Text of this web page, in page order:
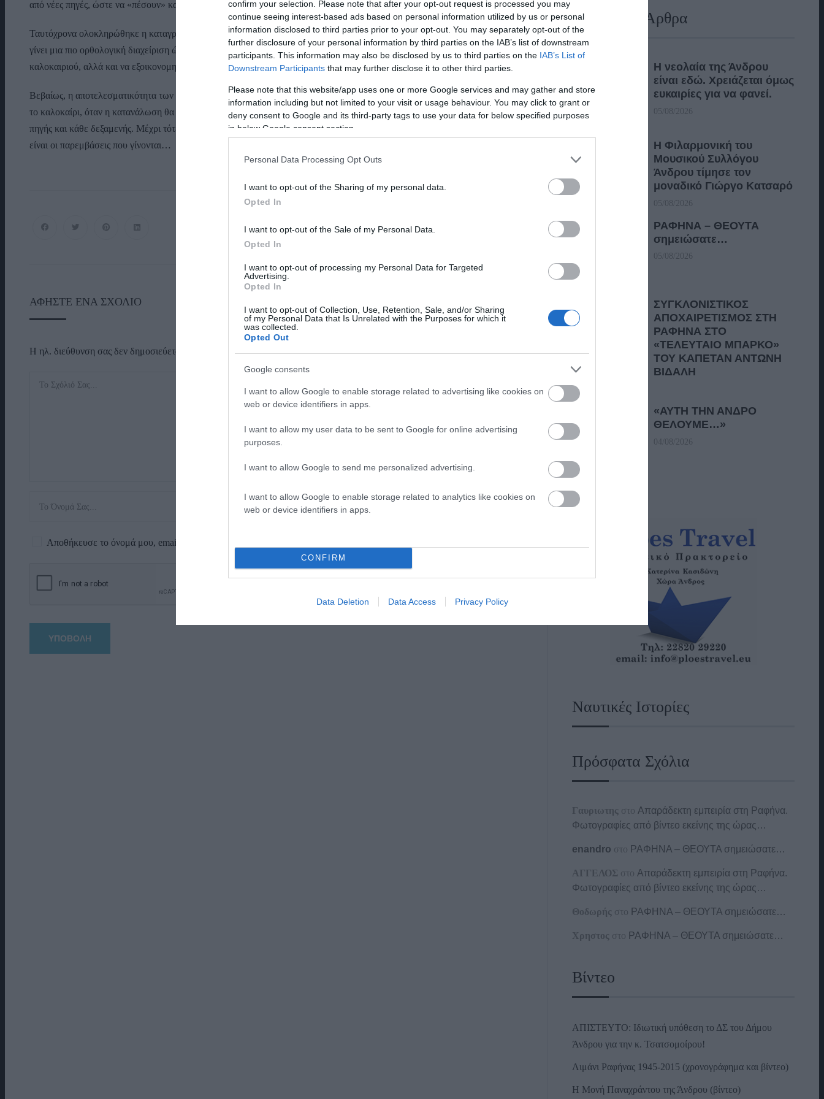
confirm your selection. Please note that after your opt-out request is processed you may
continue seeing interest-based ads based on personal information utilized by us or personal
information disclosed to third parties prior to your opt-out. You may separately opt-out of the
further disclosure of your personal information by third parties on the IAB’s list of downstream
participants. This information may also be disclosed by us to third parties on the IAB’s List of
Downstream Participants that may further disclose it to other third parties.
Please note that this website/app uses one or more Google services and may gather and store
information including but not limited to your visit or usage behaviour. You may click to grant or
deny consent to Google and its third-party tags to use your data for below specified purposes
in below Google consent section.
Personal Data Processing Opt Outs
I want to opt-out of the Sharing of my personal data.
Opted In
I want to opt-out of the Sale of my Personal Data.
Opted In
I want to opt-out of processing my Personal Data for Targeted
Advertising.
Opted In
I want to opt-out of Collection, Use, Retention, Sale, and/or Sharing
of my Personal Data that Is Unrelated with the Purposes for which it
was collected.
Opted Out
Google consents
I want to allow Google to enable storage related to advertising like cookies on
web or device identifiers in apps.
I want to allow my user data to be sent to Google for online advertising
purposes.
I want to allow Google to send me personalized advertising.
I want to allow Google to enable storage related to analytics like cookies on
web or device identifiers in apps.
CONFIRM
Data Deletion Data Access Privacy Policy
από νέες πηγές, ώστε να «πέσουν» και αυτά στο υφιστάμενο δίκτυο.
Ταυτόχρονα ολοκληρώθηκε η καταγραφή όλων των γεωτρήσεων και όλων των υδάτινων πόρων του νησιού, με σκοπό να
γίνει μια πιο ορθολογική διαχείριση ώστε και να μην υπάρξουν ξανά προβλήματα παρόμοια με αυτά του περασμένου
καλοκαιριού, αλλά και να εξοικονομηθούν χρήματα.
Βεβαίως, η αποτελεσματικότητα των κινήσεων της νέας Δημοτικής Αρχής στο συγκεκριμένο θέμα δεν θα κριθεί τώρα, αλλά
το καλοκαίρι, όταν η κατανάλωση θα είναι μεγάλη και θα δοκιμάζονται σε δύσκολες συνθήκες και τα όρια αντοχής κάθε
πηγής και κάθε δεξαμενής. Μέχρι τότε κανείς δεν μπορεί να κρίνει με βεβαιότητα το πόσο επιτυχημένες και αποτελεσματικές
είναι οι παρεμβάσεις που γίνονται…
ΑΦΉΣΤΕ ΈΝΑ ΣΧΌΛΙΟ
Η ηλ. διεύθυνση σας δεν δημοσιεύεται. Τα υποχρεωτικά πεδία σημειώνονται με*
Αποθήκευσε το όνομά μου, email, και τον ιστότοπο μου σε αυτόν τον πλοηγό για την επόμενη φορά που θα σχολιάσω.
Πρόσφατα Άρθρα
Η νεολαία της Άνδρου
είναι εδώ. Χρειάζεται όμως
ευκαιρίες για να φανεί.
05/08/2026
Η Φιλαρμονική του
Μουσικού Συλλόγου
Άνδρου τίμησε τον
μοναδικό Γιώργο Κατσαρό
05/08/2026
ΡΑΦΗΝΑ – ΘΕΟΥΤΑ
σημειώσατε…
05/08/2026
ΣΥΓΚΛΟΝΙΣΤΙΚΟΣ
ΑΠΟΧΑΙΡΕΤΙΣΜΟΣ ΣΤΗ
ΡΑΦΗΝΑ ΣΤΟ
«ΤΕΛΕΥΤΑΙΟ ΜΠΑΡΚΟ»
ΤΟΥ ΚΑΠΕΤΑΝ ΑΝΤΩΝΗ
ΒΙΔΑΛΗ
05/08/2026
«ΑΥΤΗ ΤΗΝ ΑΝΔΡΟ
ΘΕΛΟΥΜΕ…»
04/08/2026
Ναυτικές Ιστορίες
Πρόσφατα Σχόλια
Γαυριωτης στοΑπαράδεκτη εμπειρία στη Ραφήνα.
Φωτογραφίες από βίντεο εκείνης της ώρας…
enandro στο ΡΑΦΗΝΑ – ΘΕΟΥΤΑ σημειώσατε…
ΑΓΓΕΛΟΣ στοΑπαράδεκτη εμπειρία στη Ραφήνα.
Φωτογραφίες από βίντεο εκείνης της ώρας…
Θοδωρής στο ΡΑΦΗΝΑ – ΘΕΟΥΤΑ σημειώσατε…
Χρηστος στο ΡΑΦΗΝΑ – ΘΕΟΥΤΑ σημειώσατε…
Βίντεο
ΑΠΙΣΤΕΥΤΟ: Ιδιωτική υπόθεση το ΔΣ του Δήμου
Άνδρου για την κ. Τσατσομοίρου!
Λιμάνι Ραφήνας 1945-2015 (χρονογράφημα και βίντεο)
Η Μονή Παναχράντου της Άνδρου (βίντεο)